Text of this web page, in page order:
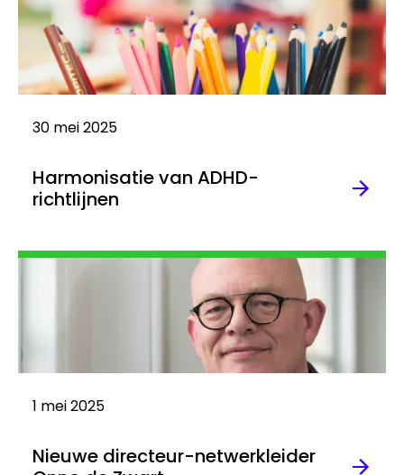
30 mei 2025
Harmonisatie van ADHD-
richtlijnen
meer
1 mei 2025
Nieuwe directeur-netwerkleider